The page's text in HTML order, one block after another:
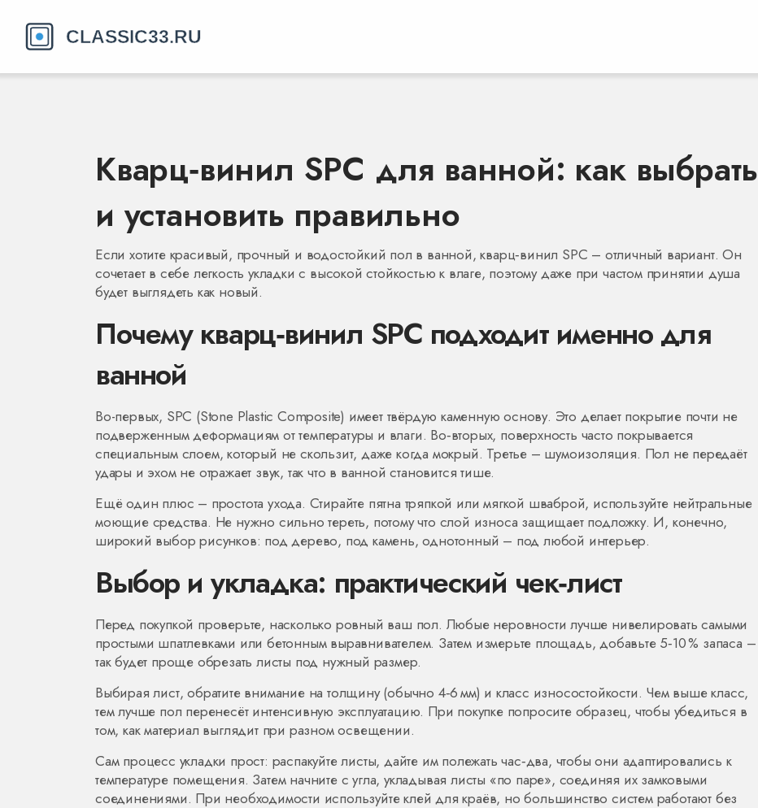
Кварц‑винил SPC для ванной: как выбрать
и установить правильно
Если хотите красивый, прочный и водостойкий пол в ванной, кварц‑винил SPC – отличный вариант. Он
сочетает в себе легкость укладки с высокой стойкостью к влаге, поэтому даже при частом принятии душа
будет выглядеть как новый.
Почему кварц‑винил SPC подходит именно для
ванной
Во-первых, SPC (Stone Plastic Composite) имеет твёрдую каменную основу. Это делает покрытие почти не
подверженным деформациям от температуры и влаги. Во‑вторых, поверхность часто покрывается
специальным слоем, который не скользит, даже когда мокрый. Третье – шумоизоляция. Пол не передаёт
удары и эхом не отражает звук, так что в ванной становится тише.
Ещё один плюс – простота ухода. Стирайте пятна тряпкой или мягкой шваброй, используйте нейтральные
моющие средства. Не нужно сильно тереть, потому что слой износа защищает подложку. И, конечно,
широкий выбор рисунков: под дерево, под камень, однотонный – под любой интерьер.
Выбор и укладка: практический чек‑лист
Перед покупкой проверьте, насколько ровный ваш пол. Любые неровности лучше нивелировать самыми
простыми шпатлевками или бетонным выравнивателем. Затем измерьте площадь, добавьте 5‑10 % запаса –
так будет проще обрезать листы под нужный размер.
Выбирая лист, обратите внимание на толщину (обычно 4‑6 мм) и класс износостойкости. Чем выше класс,
тем лучше пол перенесёт интенсивную эксплуатацию. При покупке попросите образец, чтобы убедиться в
том, как материал выглядит при разном освещении.
Сам процесс укладки прост: распакуйте листы, дайте им полежать час‑два, чтобы они адаптировались к
температуре помещения. Затем начните с угла, укладывая листы «по паре», соединяя их замковыми
соединениями. При необходимости используйте клей для краёв, но большинство систем работают без